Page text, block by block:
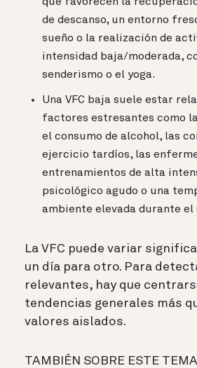
de descanso, un entorno
sueño o la realización de
intensidad baja/moderada,
senderismo o el yoga.
Una VFC baja suele estar
factores estresantes como
el consumo de alcohol, las
ejercicio tardíos, las
entrenamientos de alta
psicológico agudo o una
ambiente elevada durante el
La VFC puede variar
un día para otro. Para
relevantes, hay que
tendencias generales más
valores aislados.
TAMBIÉN SOBRE ESTE